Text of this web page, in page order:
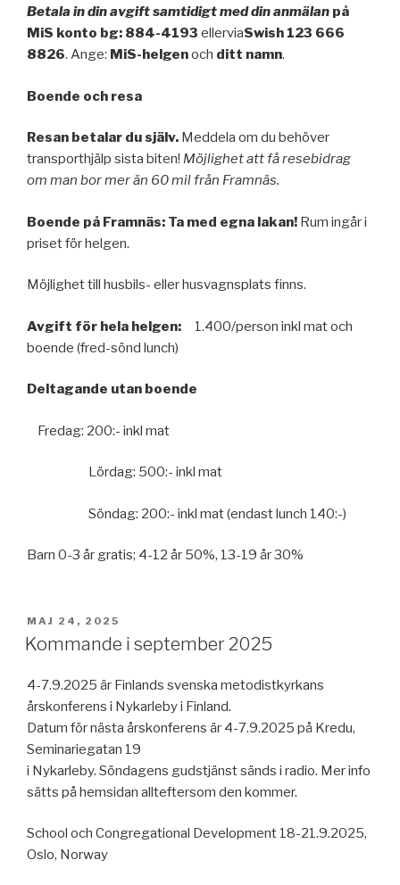
Betala in din avgift samtidigt med din anmälan på
MiS konto bg: 884-4193 ellerviaSwish 123 666
8826. Ange: MiS-helgenoch ditt namn.
Boende och resa
Resan betalar du själv. Meddela om du behöver
transporthjälp sista biten! Möjlighet att få resebidrag
om man bor mer än 60 mil från Framnäs.
Boende på Framnäs: Ta med egna lakan! Rum ingår i
priset för helgen.
Möjlighet till husbils- eller husvagnsplats finns.
Avgift för hela helgen: 1.400/person inkl mat och
boende (fred-sönd lunch)
Deltagande utan boende
Fredag: 200:- inkl mat
Lördag: 500:- inkl mat
Söndag: 200:- inkl mat (endast lunch 140:-)
Barn 0-3 år gratis; 4-12 år 50%, 13-19 år 30%
PUBLICERAT
MAJ 24, 2025
Kommande i september 2025
4-7.9.2025 är Finlands svenska metodistkyrkans
årskonferens i Nykarleby i Finland.
Datum för nästa årskonferens är 4-7.9.2025 på Kredu,
Seminariegatan 19
i Nykarleby. Söndagens gudstjänst sänds i radio. Mer info
sätts på hemsidan allteftersom den kommer.
School och Congregational Development 18-21.9.2025,
Oslo, Norway